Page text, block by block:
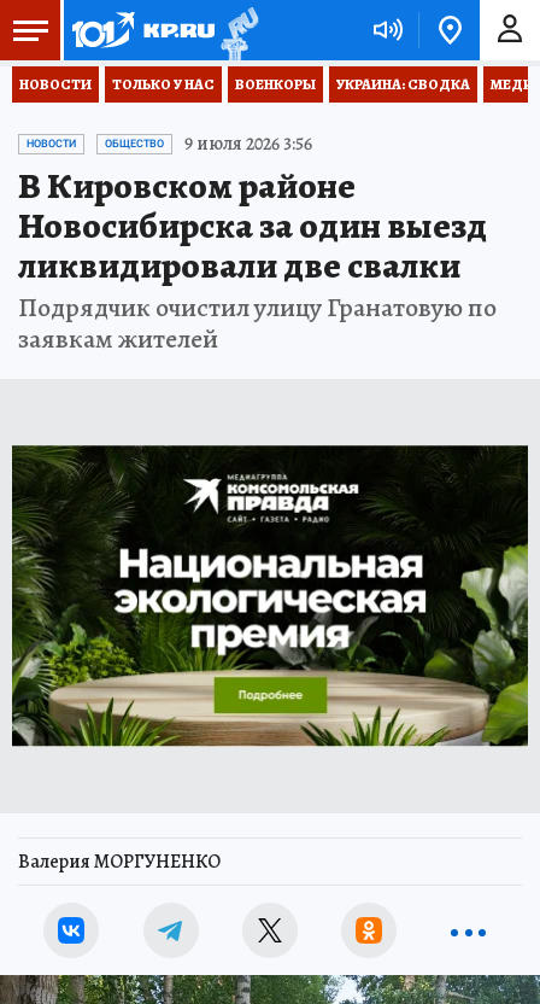
НОВОСТИ ТОЛЬКО У НАС ВОЕНКОРЫ УКРАИНА: СВОДКА
НОВОСТИ ОБЩЕСТВО 9 июля 2026 3:56
В Кировском районе
Новосибирска за один выезд
ликвидировали две свалки
Подрядчик очистил улицу Гранатовую по
заявкам жителей
Валерия МОРГУНЕНКО